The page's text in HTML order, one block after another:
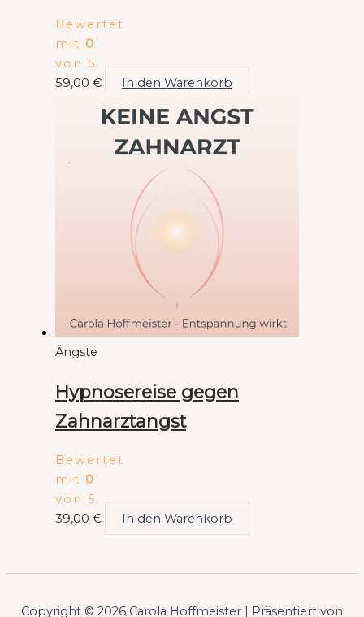
Bewertet
mit 0
von 5
59,00 € In den Warenkorb
Ängste
Hypnosereise gegen
Zahnarztangst
Bewertet
mit 0
von 5
39,00 € In den Warenkorb
Copyright © 2026 Carola Hoffmeister | Präsentiert von